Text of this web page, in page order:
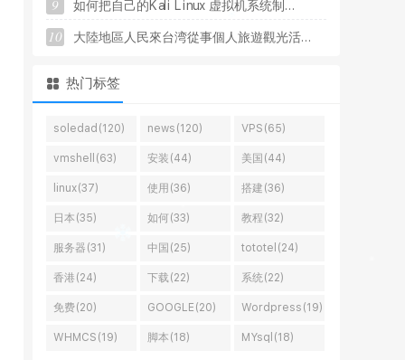
9 如何把自己的Kali Linux 虚拟机系统制 ...
10 大陸地區 人 民來台湾從事個 人旅遊觀光活...
热门标签
soledad(120) news(120) VPS(65)
vmshell(63) 安装(44) 美国(44)
linux(37) 使用(36) 搭建(36)
日本(35) 如何(33) 教程(32)
服务器(31) 中国(25) tototel(24)
香港(24) 下载(22) 系统(22)
免费(20) GOOGLE(20) Wordpress(19)
WHMCS(19) 脚本(18) MYsql(18)